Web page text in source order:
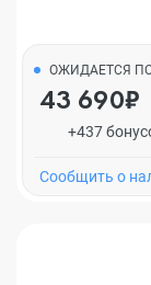
ОЖИДАЕТСЯ
43 690₽
+437
Cообщить о